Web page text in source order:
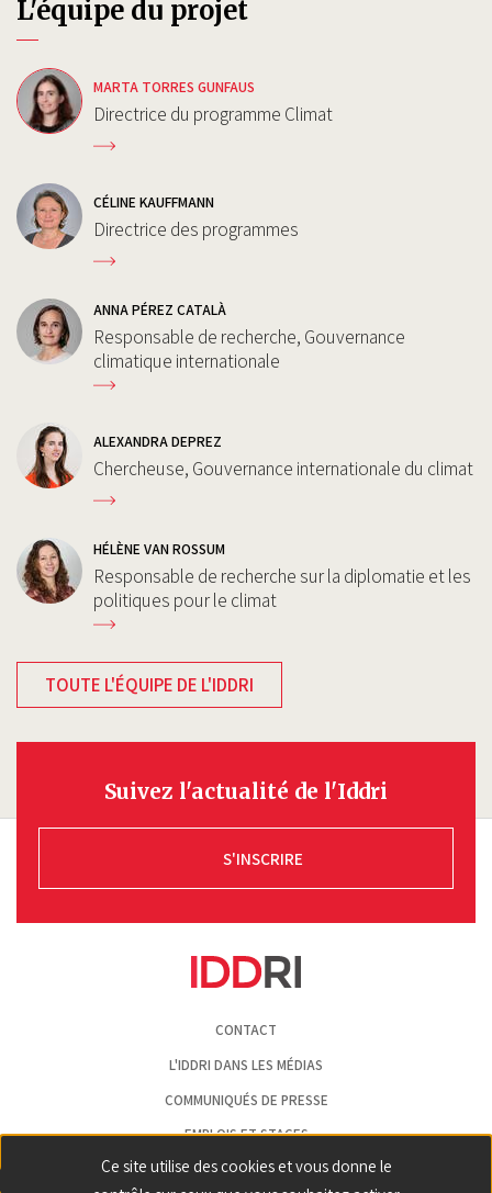
L'équipe du projet
MARTA TORRES GUNFAUS
Directrice du programme Climat
CÉLINE KAUFFMANN
Directrice des programmes
ANNA PÉREZ CATALÀ
Responsable de recherche, Gouvernance
climatique internationale
ALEXANDRA DEPREZ
Chercheuse, Gouvernance internationale du climat
HÉLÈNE VAN ROSSUM
Responsable de recherche sur la diplomatie et les
politiques pour le climat
TOUTE L'ÉQUIPE DE L'IDDRI
Suivez l'actualité de l'Iddri
S'INSCRIRE
CONTACT
L'IDDRI DANS LES MÉDIAS
COMMUNIQUÉS DE PRESSE
EMPLOIS ET STAGES
MENTIONS LÉGALES
Ce site utilise des cookies et vous donne le